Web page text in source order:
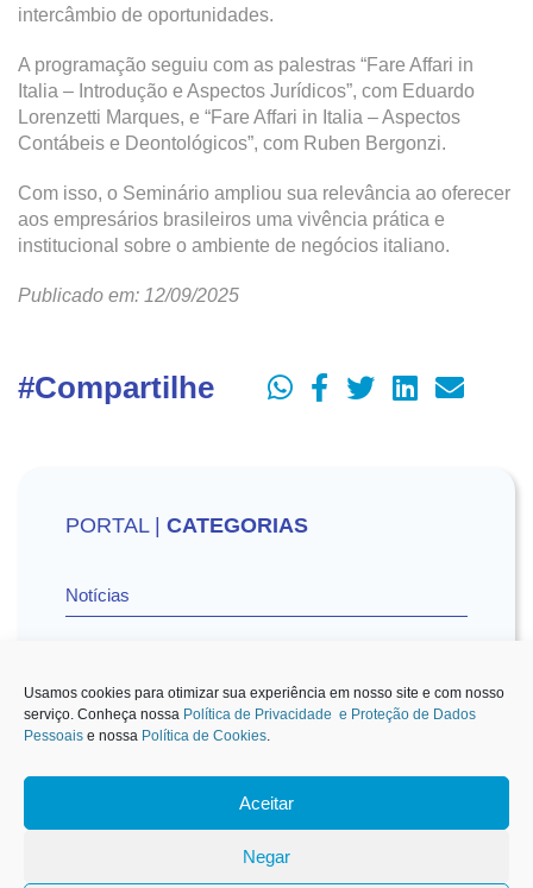
Usamos cookies para otimizar sua experiência em nosso site e com nosso
serviço. Conheça nossa Política de Privacidade e Proteção de Dados
Pessoais e nossa Política de Cookies.
Aceitar
Negar
intercâmbio de oportunidades.
A programação seguiu com as palestras “Fare Affari in
Italia – Introdução e Aspectos Jurídicos”, com Eduardo
Lorenzetti Marques, e “Fare Affari in Italia – Aspectos
Contábeis e Deontológicos”, com Ruben Bergonzi.
Com isso, o Seminário ampliou sua relevância ao oferecer
aos empresários brasileiros uma vivência prática e
institucional sobre o ambiente de negócios italiano.
Publicado em: 12/09/2025
#Compartilhe
PORTAL | CATEGORIAS
Notícias